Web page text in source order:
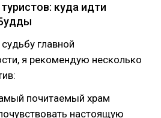
куда идти
главной
я рекомендую несколько
почитаемый храм
настоящую